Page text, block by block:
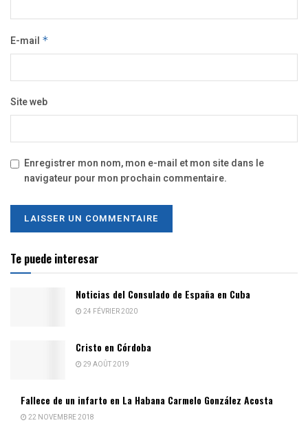
E-mail *
Site web
Enregistrer mon nom, mon e-mail et mon site dans le
navigateur pour mon prochain commentaire.
Te puede interesar
Noticias del Consulado de España en Cuba
24 FÉVRIER 2020
Cristo en Córdoba
29 AOÛT 2019
Fallece de un infarto en La Habana Carmelo González Acosta
22 NOVEMBRE 2018